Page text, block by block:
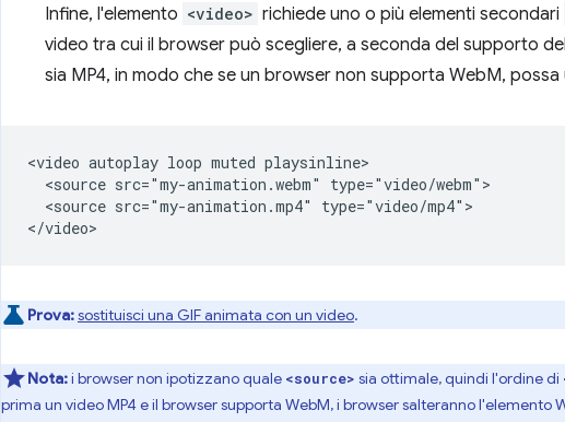
Infine, l'elemento <video> richiede uno o più elementi secondari
video tra cui il browser può scegliere, a seconda del supporto
sia MP4, in modo che se un browser non supporta WebM, possa
<video autoplay loop muted playsinline>
  <source src="my-animation.webm" type="video/webm">
  <source src="my-animation.mp4" type="video/mp4">
Prova:sostituisci una GIF animata con un video.
Nota:i browser non ipotizzano quale <source> sia ottimale, quindi l'ordine di
prima un video MP4 e il browser supporta WebM, i browser salteranno l'elemento